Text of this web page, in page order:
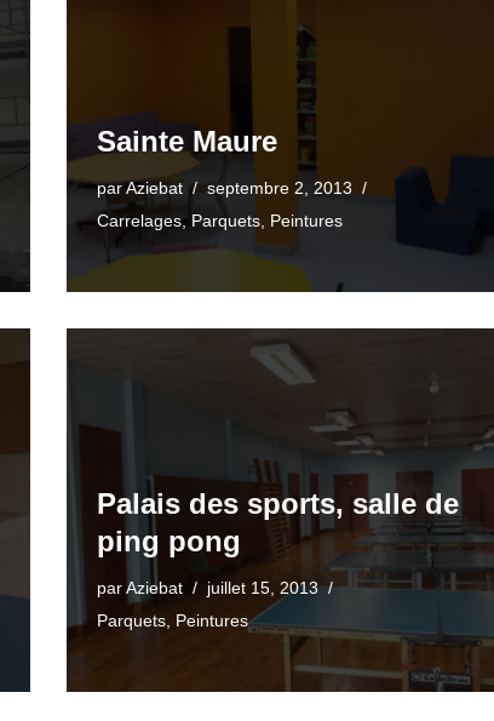
Sainte Maure
parAziebat
septembre 2, 2013
Carrelages Parquets Peintures
Palais des sports, salle de
ping pong
parAziebat
juillet 15, 2013
Parquets Peintures